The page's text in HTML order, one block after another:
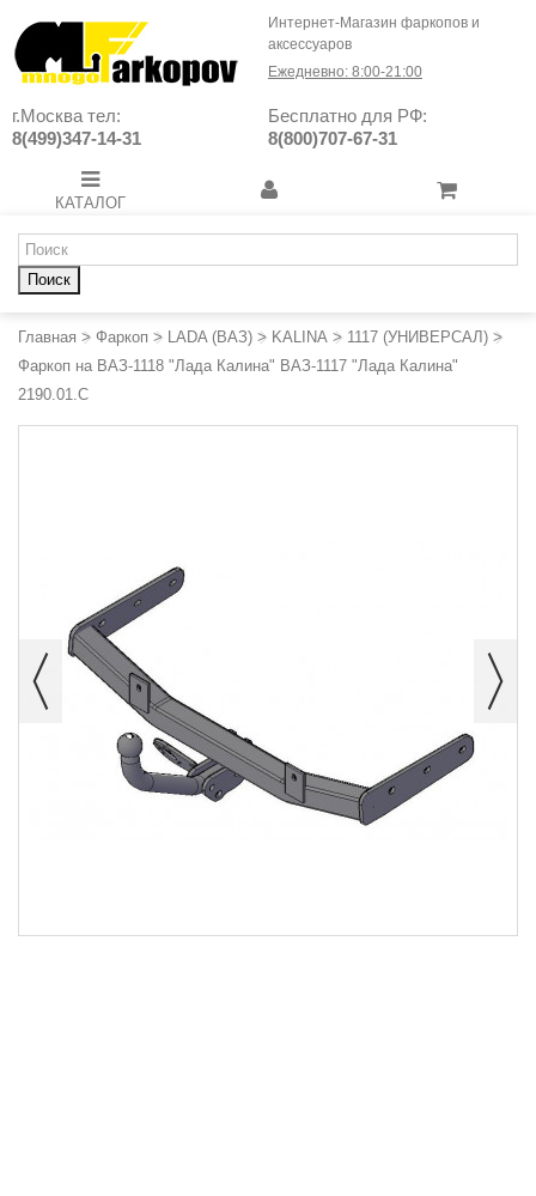
Интернет-Магазин фаркопов и
аксессуаров
Ежедневно: 8:00-21:00
г.Москва тел:
8(499)347-14-31
Бесплатно для РФ:
8(800)707-67-31
КАТАЛОГ
Поиск
Главная > Фаркоп > LADA (ВАЗ) > KALINA > 1117 (УНИВЕРСАЛ) >
Фаркоп на ВАЗ-1118 "Лада Калина" ВАЗ-1117 "Лада Калина"
2190.01.C